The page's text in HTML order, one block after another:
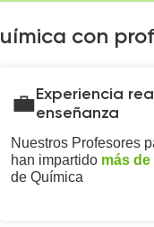
con
💼 Experiencia
enseñanza
Nuestros Profesores
han impartido más de
de Química